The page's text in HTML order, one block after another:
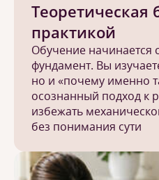
Теоретическая
практикой
Обучение начинается
фундамент. Вы
но и «почему именно
осознанный подход к
избежать
без понимания сути